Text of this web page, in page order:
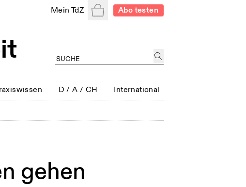
Mein TdZ WarenkorbAbo testen
D / A / CH International
gehen